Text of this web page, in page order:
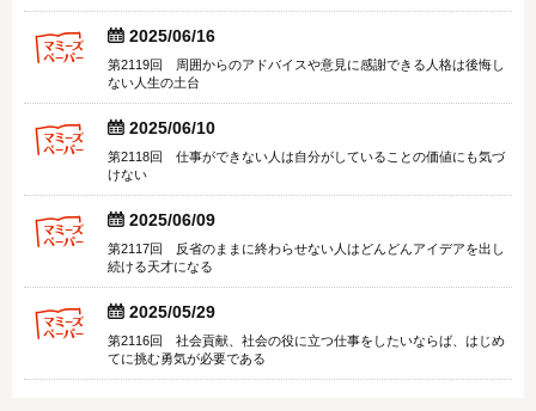
  2025/06/16
第2119回 周囲からのアドバイスや意見に感謝できる人格は後悔し
ない人生の土台
  2025/06/10
第2118回 仕事ができない人は自分がしていることの価値にも気づ
けない
  2025/06/09
第2117回 反省のままに終わらせない人はどんどんアイデアを出し
続ける天才になる
  2025/05/29
第2116回 社会貢献、社会の役に立つ仕事をしたいならば、はじめ
てに挑む勇気が必要である